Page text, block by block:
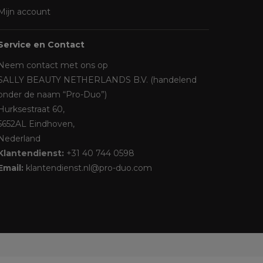
account
en Contact
contact met ons op
BEAUTY NETHERLANDS B.V. (handelend
de naam “Pro-Duo”)
60,
Eindhoven,
+31 40 744 0598
klantendienst.nl@pro-duo.com